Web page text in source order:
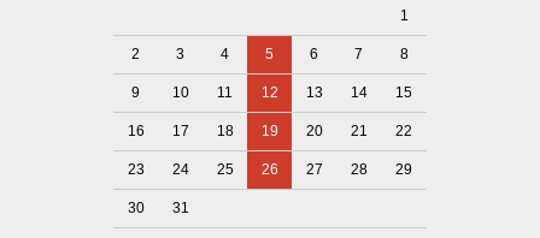
1
2 3 4 5 6 7 8
9 10 11 12 13 14 15
16 17 18 19 20 21 22
23 24 25 26 27 28 29
30 31